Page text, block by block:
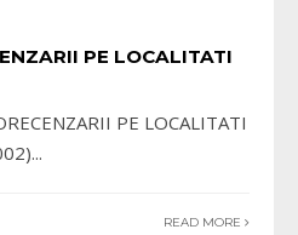
PE LOCALITATI
PE LOCALITATI
...
READ MORE